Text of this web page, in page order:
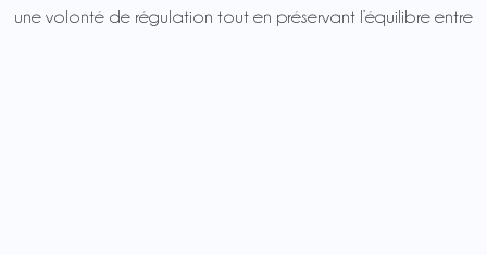
une volonté de régulation tout en préservant l’équilibre entre